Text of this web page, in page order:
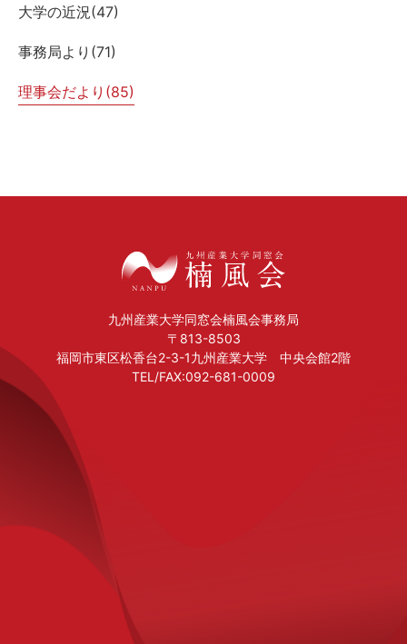
大学の近況(47)
事務局より(71)
理事会だより(85)
九州産業大学同窓会楠風会事務局
〒813-8503
福岡市東区松香台2-3-1九州産業大学 中央会館2階
TEL/FAX:092-681-0009